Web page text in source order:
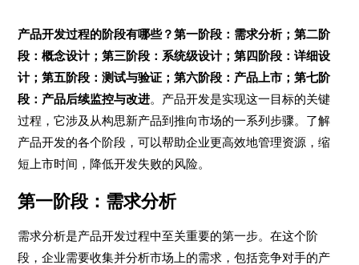
产品开发过程的阶段有哪些？第一阶段：需求分析；第二阶
段：概念设计；第三阶段：系统级设计；第四阶段：详细设
计；第五阶段：测试与验证；第六阶段：产品上市；第七阶
段：产品后续监控与改进。产品开发是实现这一目标的关键
过程，它涉及从构思新产品到推向市场的一系列步骤。了解
产品开发的各个阶段，可以帮助企业更高效地管理资源，缩
短上市时间，降低开发失败的风险。
第一阶段：需求分析
需求分析是产品开发过程中至关重要的第一步。在这个阶
段，企业需要收集并分析市场上的需求，包括竞争对手的产